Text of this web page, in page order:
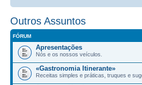
Outros Assuntos
FÓRUM
Apresentações
Nós e os nossos veículos.
«Gastronomia Itinerante»
Receitas simples e práticas, truques e